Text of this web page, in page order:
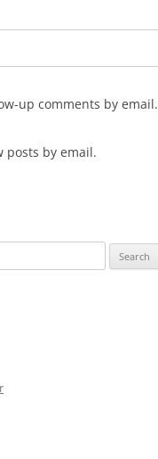
up comments by email.
posts by email.